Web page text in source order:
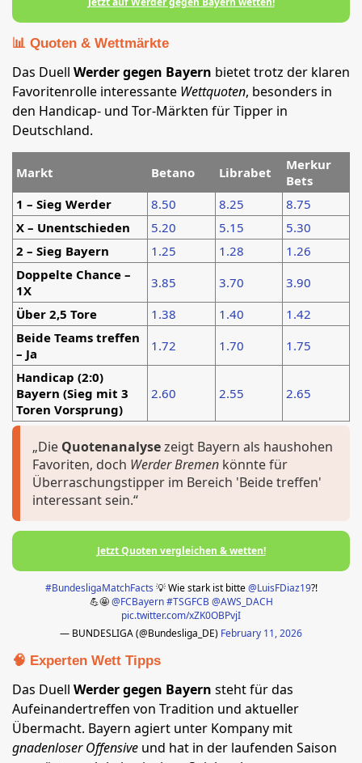
📊 Quoten & Wettmärkte
Das Duell Werder gegen Bayern bietet trotz der klaren
Favoritenrolle interessante Wettquoten, besonders in
den Handicap- und Tor-Märkten für Tipper in
Deutschland.
Markt Betano Librabet
Merkur
Bets
1 – Sieg Werder
8.50 8.25
8.75
X – Unentschieden
5.20 5.15
5.30
2 – Sieg Bayern
1.25 1.28
1.26
Doppelte Chance –
1X
3.85 3.70
3.90
Über 2,5 Tore
1.38 1.40
1.42
Beide Teams treffen
– Ja
1.72 1.70
1.75
Handicap (2:0)
Bayern (Sieg mit 3
Toren Vorsprung)
2.60 2.55 2.65
„Die Quotenanalysezeigt Bayern als haushohen
Favoriten, doch Werder Bremen könnte für
Überraschungstipper im Bereich 'Beide treffen'
interessant sein.“
Jetzt Quoten vergleichen & wetten!
#BundesligaMatchFacts 💡 Wie stark ist bitte@LuisFDiaz19?!
💪🤩@FCBayern #TSGFCB @AWS_DACH
pic.twitter.com/xZK0OBPvjI
— BUNDESLIGA (@Bundesliga_DE) February 11, 2026
🧠 Experten Wett Tipps
Das Duell Werder gegen Bayern steht für das
Aufeinandertreffen von Tradition und aktueller
Übermacht. Bayern agiert unter Kompany mit
gnadenloser Offensive und hat in der laufenden Saison